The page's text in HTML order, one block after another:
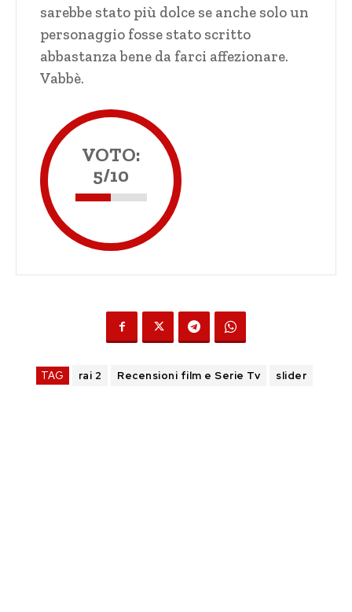
sarebbe stato più dolce se anche solo un
personaggio fosse stato scritto
abbastanza bene da farci affezionare.
Vabbè.
VOTO:
5/10
TAG rai 2 Recensioni film e Serie Tv slider